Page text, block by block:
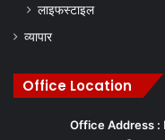
लाइफस्टाइल
व्यापार
Office Location
Office Address :